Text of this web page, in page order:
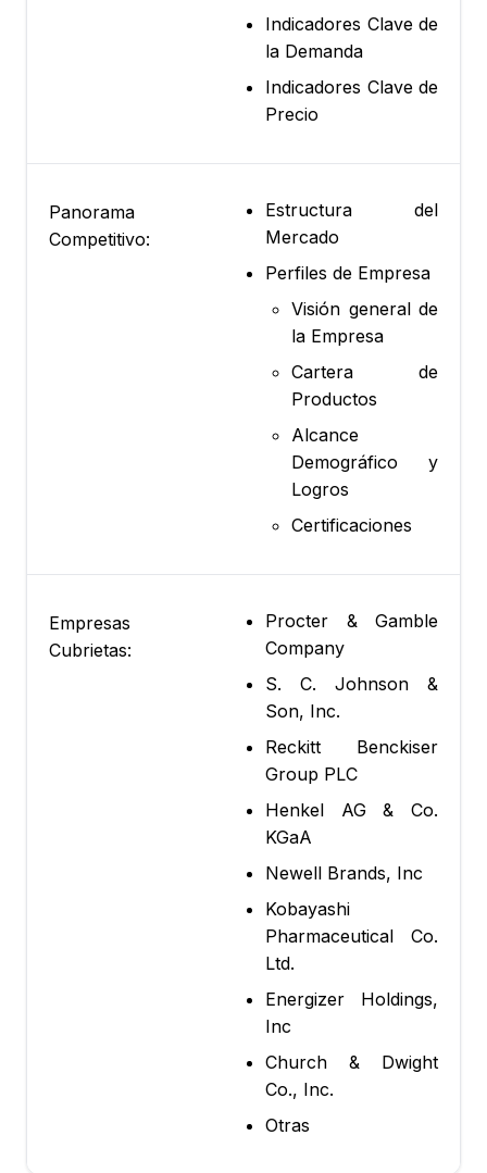
Indicadores Clave de
la Demanda
Indicadores Clave de
Precio
Panorama
Competitivo:
Estructura del
Mercado
Perfiles de Empresa
Visión general de
la Empresa
Cartera de
Productos
Alcance
Demográfico y
Logros
Certificaciones
Empresas
Cubrietas:
Procter & Gamble
Company
S. C. Johnson &
Son, Inc.
Reckitt Benckiser
Group PLC
Henkel AG & Co.
KGaA
Newell Brands, Inc
Kobayashi
Pharmaceutical Co.
Ltd.
Energizer Holdings,
Inc
Church & Dwight
Co., Inc.
Otras